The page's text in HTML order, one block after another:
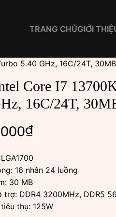
TRANG CHỦGIỚI
5.40 GHz, 16C/24T,
Core I7
16C/24T,
₫
16 nhân 24 luồng
30 MB
trợ: DDR4 3200MHz, DDR5
thụ: 125W